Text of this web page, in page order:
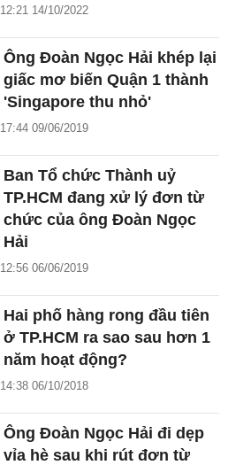
12:21 14/10/2022
Ông Đoàn Ngọc Hải khép lại
giấc mơ biến Quận 1 thành
'Singapore thu nhỏ'
17:44 09/06/2019
Ban Tổ chức Thành uỷ
TP.HCM đang xử lý đơn từ
chức của ông Đoàn Ngọc
Hải
12:56 06/06/2019
Hai phố hàng rong đầu tiên
ở TP.HCM ra sao sau hơn 1
năm hoạt động?
14:38 06/10/2018
Ông Đoàn Ngọc Hải đi dẹp
vỉa hè sau khi rút đơn từ